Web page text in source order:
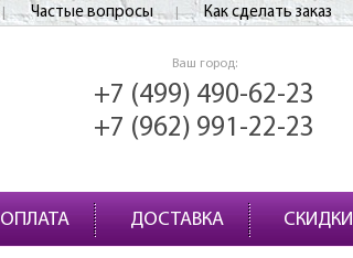
Частые вопросы Как сделать заказ
Ваш город:
+7 (499) 490-62-23
+7 (962) 991-22-23
ОПЛАТА ДОСТАВКА СКИДКИ